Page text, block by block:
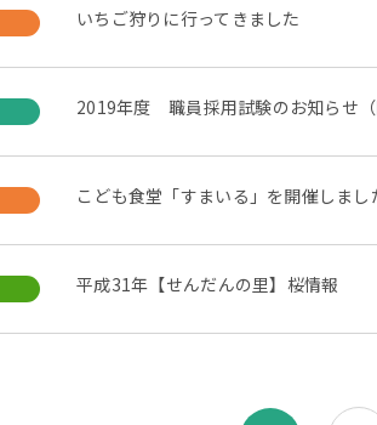
いちご狩りに行ってきました
2019年度 職員採用試験のお知らせ（
こども食堂「すまいる」を開催しまし
平成31年【せんだんの里】桜情報